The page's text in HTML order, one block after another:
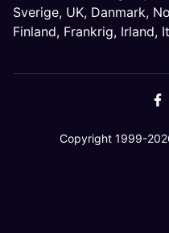
Sverige, UK, Danmark,
Finland, Frankrig, Irland,
Copyright 1999-